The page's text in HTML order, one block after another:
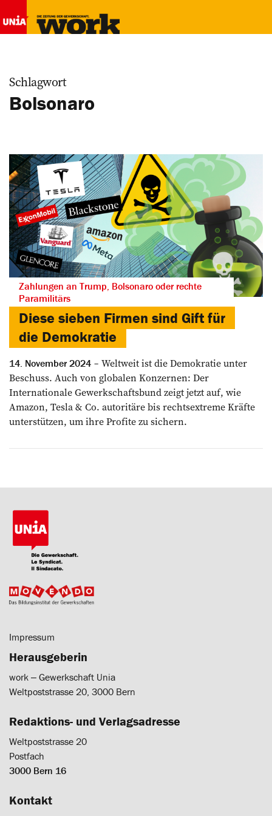
Schlagwort
Bolsonaro
Zahlungen an Trump, Bolsonaro oder rechte
Paramilitärs
Diese sieben Firmen sind Gift für
die Demokratie
14. November 2024
Weltweit ist die Demokratie unter
Beschuss. Auch von globalen Konzernen: Der
Internationale Gewerkschaftsbund zeigt jetzt auf, wie
Amazon, Tesla & Co. autoritäre bis rechtsextreme Kräfte
unterstützen, um ihre Profite zu sichern.
Impressum
Herausgeberin
work ‒ Gewerkschaft Unia
Weltpoststrasse 20, 3000 Bern
Redaktions- und Verlagsadresse
Weltpoststrasse 20
Postfach
3000 Bern 16
Kontakt